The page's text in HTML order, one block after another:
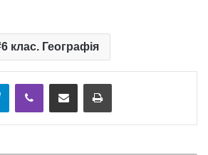
6 клас. Географія
TelegramViber Надіслати електронною поштоюНадрукувати